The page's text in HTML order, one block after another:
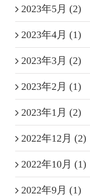
2023年5月 (2)
2023年4月 (1)
2023年3月 (2)
2023年2月 (1)
2023年1月 (2)
2022年12月 (2)
2022年10月 (1)
2022年9月 (1)